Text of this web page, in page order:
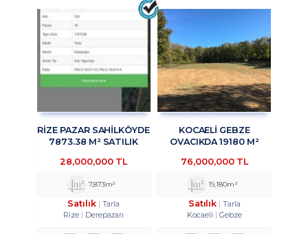
RİZE PAZAR SAHİLKÖYDE
7873.38 M² SATILIK
28,000,000 TL
7,873m²
Satılık
Tarla
Rize
Derepazarı
KOCAELİ GEBZE
OVACIKDA 19180 M²
TROYKADAN
76,000,000 TL
19,180m²
Satılık
Tarla
Kocaeli
Gebze